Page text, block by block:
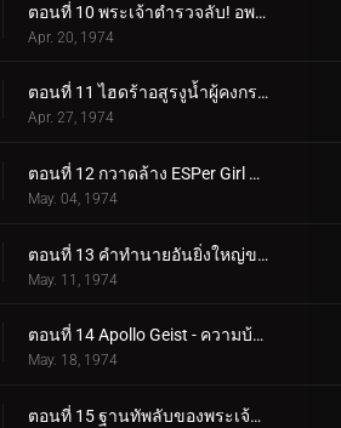
ตอนที่ 10 พระเจ้าตำรวจลับ! อพอลโล ไกสต์!!
Apr. 20, 1974
ตอนที่ 11 ไฮดร้าอสูรงูน้ำผู้คงกระพัน!
Apr. 27, 1974
ตอนที่ 12 กวาดล้าง ESPer Girl ออกไป!
May. 04, 1974
ตอนที่ 13 คำทำนายอันยิ่งใหญ่ของ GOD Radamus!
May. 11, 1974
ตอนที่ 14 Apollo Geist - ความบ้าคลั่งของนรกแมลง
May. 18, 1974
ตอนที่ 15 ฐานทัพลับของพระเจ้า! เอ็กซ์ไรเดอร์แอบเข้ามา!!